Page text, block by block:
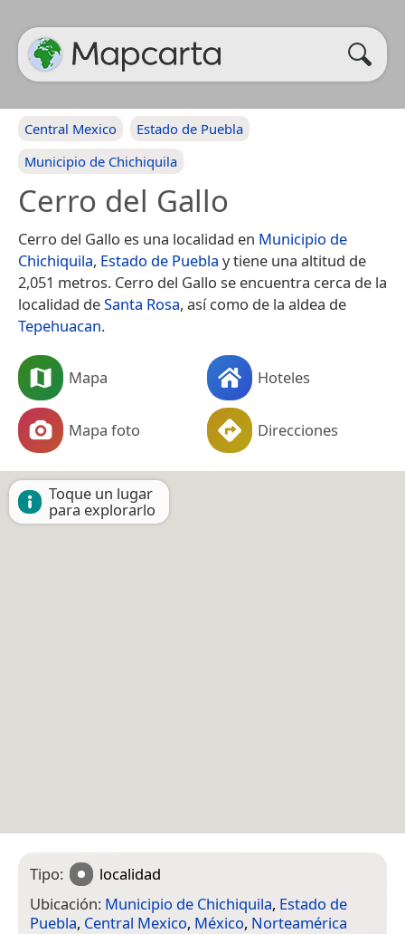
Central Mexico
Estado de Puebla
Municipio de Chichiquila
Cerro del Gallo
Cerro del Gallo es una localidad en Municipio de
Chichiquila, Estado de Puebla y tiene una altitud de
2,051 metros. Cerro del Gallo se encuentra cerca de la
localidad deSanta Rosa, así como de la aldea de
Tepehuacan.
Mapa Hoteles
Mapa foto Direcciones
Toque un lugar
para explorarlo
Tipo:
localidad
Ubicación: Municipio de Chichiquila, Estado de
Puebla, Central Mexico, México, Norteamérica